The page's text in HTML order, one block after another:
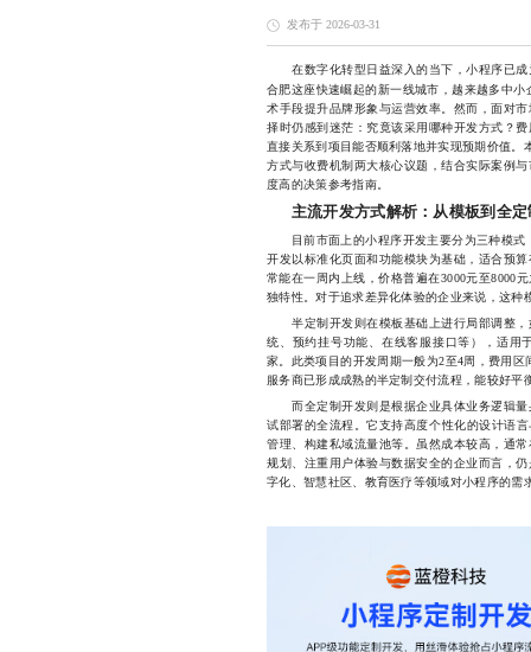
发布于 2026-03-31
在数字化转型日益深入的当下，小程序已成
合肥这座快速崛起的新一线城市，越来越多中小
术手段提升品牌形象与运营效率。然而，面对
择时仍感到迷茫：究竟该采用哪种开发方式？
直接关系到项目能否顺利落地并实现预期价值。
方式与收费机制两大核心议题，结合实际案例
度高的决策参考指南。
主流开发方式解析：从模板到全定
目前市面上的小程序开发主要分为三种模式
开发以标准化页面和功能模块为基础，适合预
常能在一周内上线，价格普遍在3000元至8000
独特性。对于追求差异化体验的企业来说，这种
半定制开发则在模板基础上进行局部调整，
统、预约挂号功能、在线客服接口等），适用
家。此类项目的开发周期一般为2至4周，费用
服务商已形成成熟的半定制交付流程，能较好平
而全定制开发则是根据企业具体业务逻辑量
试部署的全流程。它支持高度个性化的设计语
管理、构建私域流量池等。虽然成本较高，通
规划、注重用户体验与数据安全的企业而言，
字化、智慧社区、教育医疗等领域对小程序的需